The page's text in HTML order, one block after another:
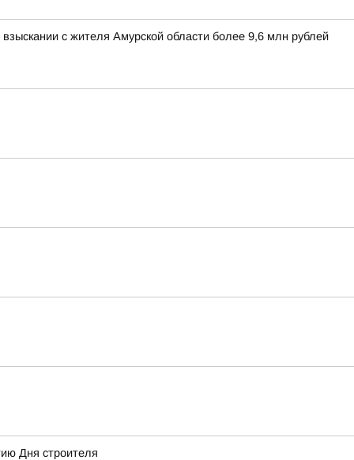
с жителя Амурской области более 9,6 млн рублей
Дня строителя